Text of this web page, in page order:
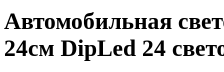
Автомобильная
24см DipLed 24